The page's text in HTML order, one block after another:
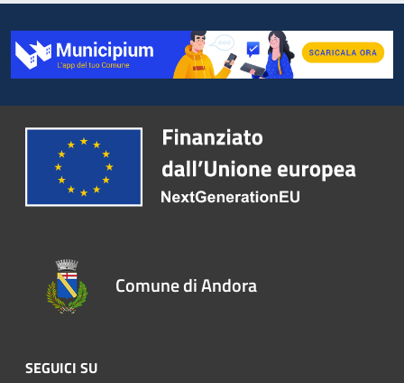
Comune di Andora
SEGUICI SU